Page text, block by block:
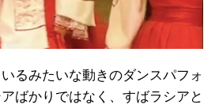
るみたいな動きのダンスパフォ
ばかりではなく、すばラシアと